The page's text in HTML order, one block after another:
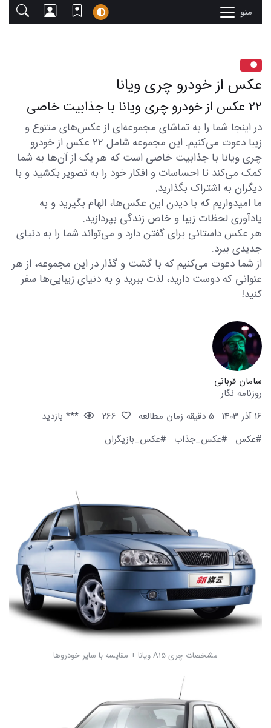
منو
عکس از خودرو چری ویانا
22 عکس از خودرو چری ویانا با جذابیت خاصی
در اینجا شما را به تماشای مجموعه‌ای از عکس‌های متنوع و
زیبا دعوت می‌کنیم. این مجموعه شامل 22 عکس از خودرو
چری ویانا با جذابیت خاصی است که هر یک از آن‌ها به شما
کمک می‌کند تا احساسات و افکار خود را به تصویر بکشید و با
دیگران به اشتراک بگذارید.
ما امیدواریم که با دیدن این عکس‌ها، الهام بگیرید و به
یادآوری لحظات زیبا و خاص زندگی بپردازید.
هر عکس داستانی برای گفتن دارد و می‌تواند شما را به دنیای
جدیدی ببرد.
از شما دعوت می‌کنیم که با گشت و گذار در این مجموعه، از هر
عنوانی که دوست دارید، لذت ببرید و به دنیای زیبایی‌ها سفر
کنید!
سامان قربانی
روزنامه نگار
16 آذر 1403
5 دقیقه زمان مطالعه
*** بازدید
#عکس
#عکس_جذاب #عکس_بازیگران
مشخصات چری A15 ویانا + مقایسه با سایر خودروها